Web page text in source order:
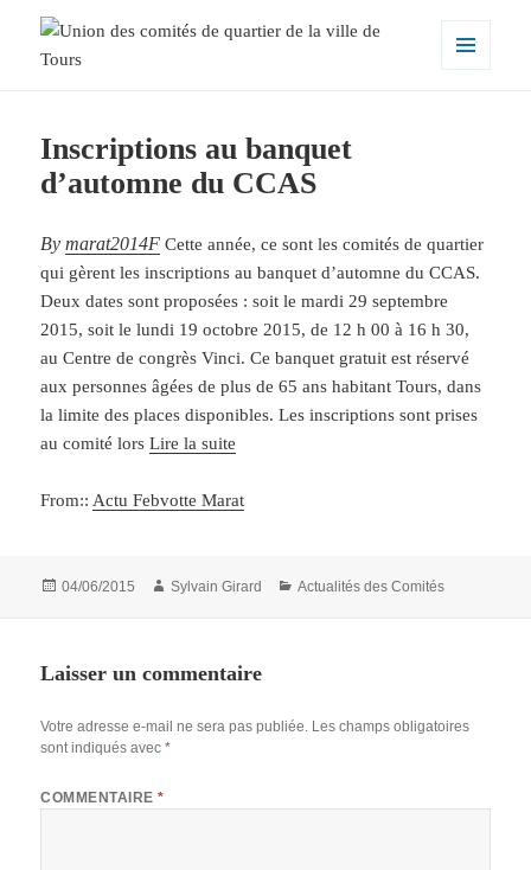
ville de Tours
Inscriptions au banquet
d’automne du CCAS
Bymarat2014F Cette année, ce sont les comités de quartier
qui gèrent les inscriptions au banquet d’automne du CCAS.
Deux dates sont proposées : soit le mardi 29 septembre
2015, soit le lundi 19 octobre 2015, de 12 h 00 à 16 h 30,
au Centre de congrès Vinci. Ce banquet gratuit est réservé
aux personnes âgées de plus de 65 ans habitant Tours, dans
la limite des places disponibles. Les inscriptions sont prises
au comité lorsLire la suite
From::Actu Febvotte Marat
Publié
04/06/2015 Auteur
Sylvain Girard Catégories
Actualités des Comités
Laisser un commentaire
Votre adresse e-mail ne sera pas publiée. Les champs obligatoires
sont indiqués avec*
COMMENTAIRE*